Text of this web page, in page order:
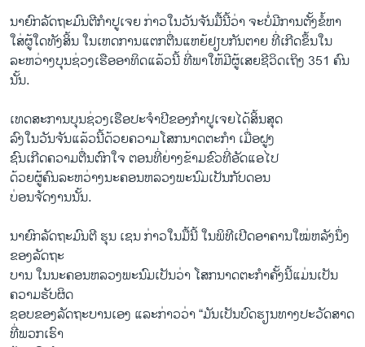
ລາຍການກະຈາຍສຽງ
ລາຍງານ
ຕິດຕາມພວກເຮົາ ທີ່
ນາຍົກລັດຖະມົນຕີກໍາ​ປູເຈ​ຍ ກ່າວ​ໃນ​ວັນ​ຈັນ​ມື້​ນີ້​ວ່າ ຈະ​ບໍ່​ມີ​ການ​ຕັ້ງ​ຂໍ້ຫາ​
ໃສ່​ຜູ້​ໃດ​ທັງ​ສິ້ນ​ ໃນ​ເຫດ​ການ​ແຕກ​ຕື່ນ​ແຫຍ້​ຢຽບ​ກັນ​ຕາຍ​ ທີ່​ເ​ກີດ​ຂຶ້ນ​ໃນ​
ລະຫວ່າງ​ບຸນຊ່ວງ​ເຮືອອາທິດ​ແລ້ວ​ນີ້​ ທີ່​ພາ​ໃຫ້​ມີ​ຜູ້ເສຍ​ຊີວິດ​ເຖິງ 351 ຄົນ​
ນັ້ນ.
ເທດ​ສະການ​ບຸນຊ່ວງ​ເຮືອປະ​ຈໍາປີ​ຂອງກໍາປູເຈ​ຍ​ໄດ້​ສິ້ນ​ສຸດ​
ລົງ​ໃນ​ວັນ​ຈັນ​ແລ້ວ​ນີ້​ດ້ວຍ​ຄວາມໂສ​ກນາດຕະກໍາ ເມື່ອ​ຝູງ​
ຊົນ​ເກີດ​ຄວາມຕື່ນ​ຕົກ​ໃຈ​ ຕອນ​ທີ່​ຍ່າງ​ຂ້າມຂົວທີ່​ອັດ​ແອ​ໄປ
ດ້ວຍ​ຜູ້​ຄົນລະຫວ່າງ​ນະຄອນຫລວງ​ພະນົມ​ເປັນ​ກັບດອນ
ບ່ອນ​ຈັດງານ​ນັ້ນ.
ນາຍົກລັດຖະມົນຕີ ຮຸນ​ ເ​ຊນ ກ່າວໃນ​ມື້​ນີ້ ໃນ​ພິທີ​ເປີດອາຄານ​ໃໝ່​ຫລັງ​ນຶ່ງ
ຂອງລັດຖະ
ບານ​ ໃນ​ນະຄອນຫລວງ​ພະນົມ​ເປັນວ່າ​ ​ໂສກ​ນາດຕະກໍາ​ຄັ້ງ​ນີ້​ແມ່ນ​ເປັນ
ຄວາມ​ຮັບຜິດ
ຊອບ​ຂອງ​ລັດຖະບານ​ເອງ​ ແລະກ່າວ​ວ່າ “ມັນ​ເປັນບົດຮຽນທາງ​ປະວັດ​ສາດ​
ທີ່​ພວກ​ເຮົາ